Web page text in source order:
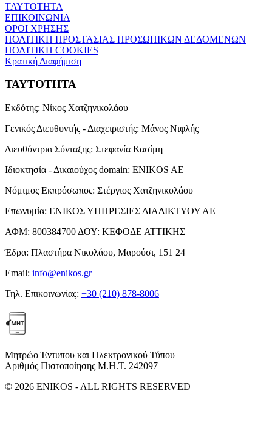
ΤΑΥΤΟΤΗΤΑ
ΕΠΙΚΟΙΝΩΝΙΑ
ΟΡΟΙ ΧΡΗΣΗΣ
ΠΟΛΙΤΙΚΗ ΠΡΟΣΤΑΣΙΑΣ ΠΡΟΣΩΠΙΚΩΝ ΔΕΔΟΜΕΝΩΝ
ΠΟΛΙΤΙΚΗ COOKIES
Κρατική Διαφήμιση
ΤΑΥΤΟΤΗΤΑ
Εκδότης: Νίκος Χατζηνικολάου
Γενικός Διευθυντής - Διαχειριστής: Μάνος Νιφλής
Διευθύντρια Σύνταξης: Στεφανία Κασίμη
Ιδιοκτησία - Δικαιούχος domain: ENIKOS AE
Νόμιμος Εκπρόσωπος: Στέργιος Χατζηνικολάου
Επωνυμία: ΕΝΙΚΟΣ ΥΠΗΡΕΣΙΕΣ ΔΙΑΔΙΚΤΥΟΥ ΑΕ
ΑΦΜ: 800384700 ΔΟΥ: ΚΕΦΟΔΕ ΑΤΤΙΚΗΣ
Έδρα: Πλαστήρα Νικολάου, Μαρούσι, 151 24
Email: info@enikos.gr
Τηλ. Επικοινωνίας: +30 (210) 878-8006
Μητρώο Έντυπου και Ηλεκτρονικού Τύπου
Αριθμός Πιστοποίησης Μ.Η.Τ. 242097
© 2026 ENIKOS - ALL RIGHTS RESERVED